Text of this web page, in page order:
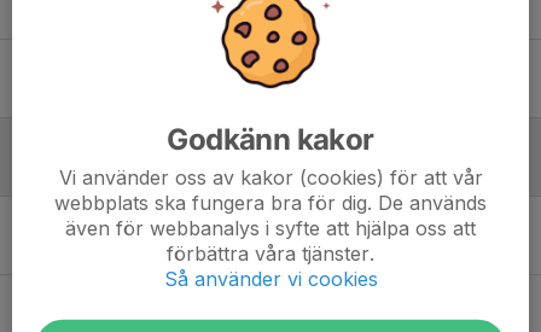
0
Inställd träning 5feb
29/1 Inställd träning
29 jan, 06:30 1
Träningen inställd 8/1
8 jan, 16:22 0
Godkänn kakor
Vi använder oss av kakor (cookies) för att vår
webbplats ska fungera bra för dig. De används
även för webbanalys i syfte att hjälpa oss att
förbättra våra tjänster.
Så använder vi cookies